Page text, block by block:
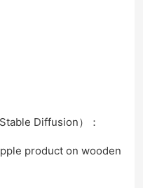
Diffusion）：
product on wooden